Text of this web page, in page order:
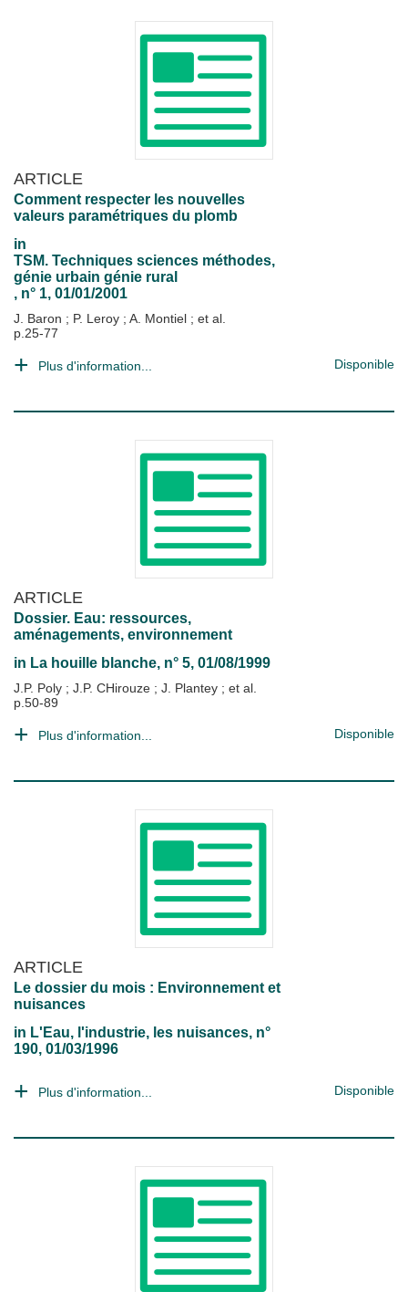
ARTICLE
Comment respecter les nouvelles
valeurs paramétriques du plomb
in
TSM. Techniques sciences méthodes,
génie urbain génie rural
, n° 1, 01/01/2001
J. Baron ; P. Leroy ; A. Montiel ; et al.
p.25-77
Plus d'information... Disponible
ARTICLE
Dossier. Eau: ressources,
aménagements, environnement
in La houille blanche, n° 5, 01/08/1999
J.P. Poly ; J.P. CHirouze ; J. Plantey ; et al.
p.50-89
Plus d'information... Disponible
ARTICLE
Le dossier du mois : Environnement et
nuisances
in L'Eau, l'industrie, les nuisances, n°
190, 01/03/1996
Plus d'information... Disponible